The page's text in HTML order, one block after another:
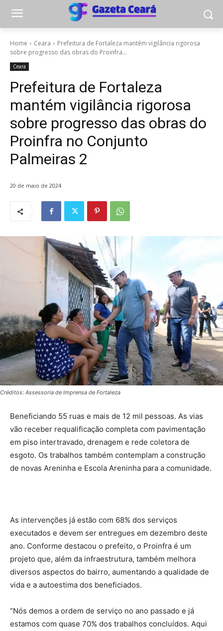
Home Ceara
Prefeitura de Fortaleza mantém vigilância rigorosa
sobre progresso das obras do Proinfra...
Ceara
Prefeitura de Fortaleza
mantém vigilância rigorosa
sobre progresso das obras do
Proinfra no Conjunto
Palmeiras 2
20 de maio de 2024
Créditos: Assessoria de Imprensa de Fortaleza
Beneficiando 55 ruas e mais de 12 mil pessoas. As vias
vão receber requalificação completa com pavimentação
em piso intertravado, drenagem e rede coletora de
esgoto. Os trabalhos também contemplam a construção
de novas Areninha e Escola Areninha para a comunidade.
As intervenções já estão com 68% dos serviços
executados e devem ser entregues em dezembro deste
ano. Conforme destacou o prefeito, o Proinfra é um
projeto que, além da infraestrutura, também melhora
diversos aspectos do bairro, aumentando a qualidade de
vida e a autoestima dos beneficiados.
“Nós demos a ordem de serviço no ano passado e já
estamos com quase 70% dos trabalhos concluídos. Aqui